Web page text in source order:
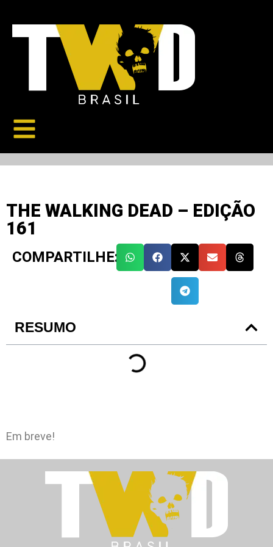
THE WALKING DEAD – EDIÇÃO
161
COMPARTILHE:
RESUMO
Em breve!